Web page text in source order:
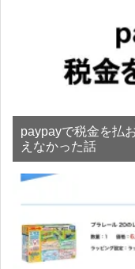
paypayで税金を払
えなかった話